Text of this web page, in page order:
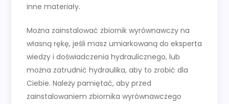
inne materiały.
Można zainstalować zbiornik wyrównawczy na
własną rękę, jeśli masz umiarkowaną do eksperta
wiedzy i doświadczenia hydraulicznego, lub
można zatrudnić hydraulika, aby to zrobić dla
Ciebie. Należy pamiętać, aby przed
zainstalowaniem zbiornika wyrównawczego